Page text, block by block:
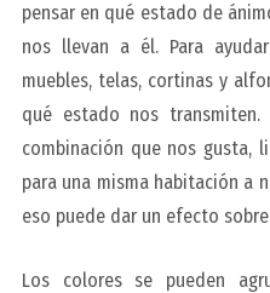
pensar en qué estado de
nos llevan a él. Para
muebles, telas, cortinas y
qué estado nos
combinación que nos gusta,
para una misma habitación a
eso puede dar un efecto
Los colores se pueden